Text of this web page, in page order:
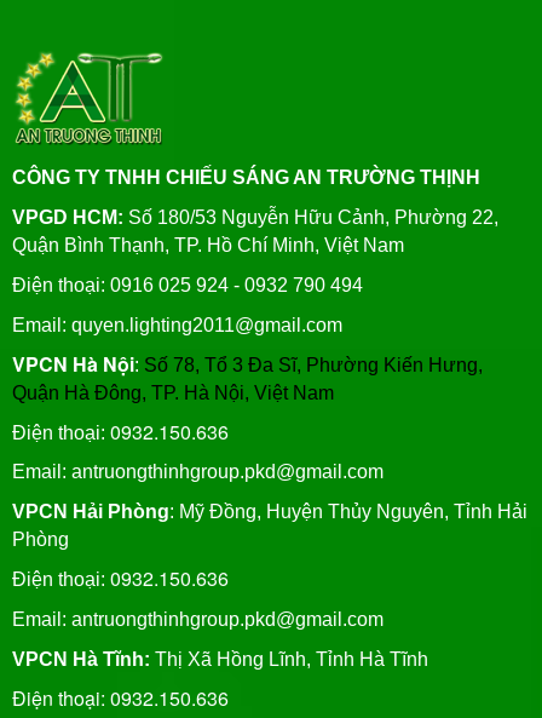
CÔNG TY TNHH CHIẾU SÁNG AN TRƯỜNG THỊNH
VPGD HCM: Số 180/53 Nguyễn Hữu Cảnh, Phường 22,
Quận Bình Thạnh, TP. Hồ Chí Minh, Việt Nam
Điện thoại: 0916 025 924 - 0932 790 494
Email: quyen.lighting2011@gmail.com
VPCN Hà Nội: Số 78, Tổ 3 Đa Sĩ, Phường Kiến Hưng,
Quận Hà Đông, TP. Hà Nội, Việt Nam
Điện thoại: 0932.150.636
Email: antruongthinhgroup.pkd@gmail.com
VPCN Hải Phòng: Mỹ Đồng, Huyện Thủy Nguyên, Tỉnh Hải
Phòng
Điện thoại: 0932.150.636
Email: antruongthinhgroup.pkd@gmail.com
VPCN Hà Tĩnh: Thị Xã Hồng Lĩnh, Tỉnh Hà Tĩnh
Điện thoại: 0932.150.636